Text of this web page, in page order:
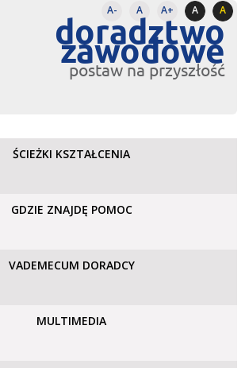
A- A A+ A A
doradztwo
zawodowe
postaw na przyszłość
ŚCIEŻKI KSZTAŁCENIA
GDZIE ZNAJDĘ POMOC
VADEMECUM DORADCY
MULTIMEDIA